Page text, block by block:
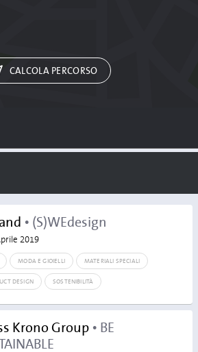
CALCOLA PERCORSO
• (S)WEdesign
2019
MODA E GIOIELLI MATERIALI SPECIALI
DESIGN SOSTENIBILITÀ
Krono Group• BE